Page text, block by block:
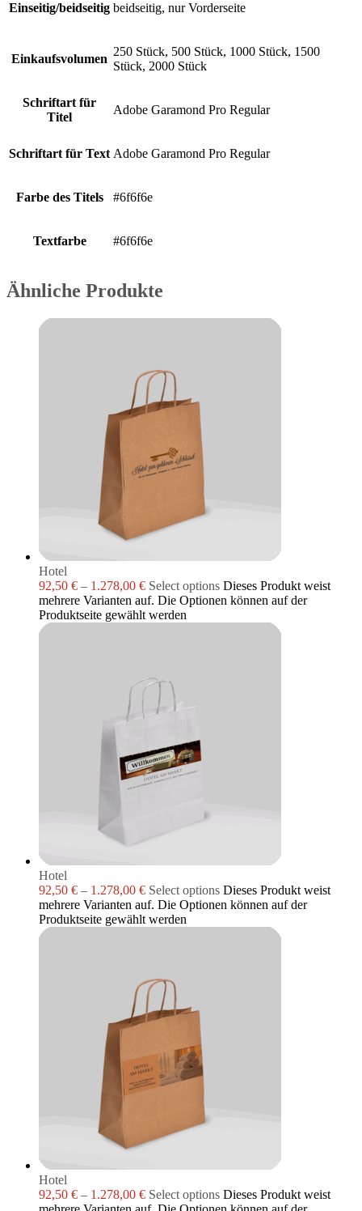
Einseitig/beidseitig beidseitig, nur Vorderseite
Einkaufsvolumen
250 Stück, 500 Stück, 1000 Stück, 1500
Stück, 2000 Stück
Schriftart für
Titel
Adobe Garamond Pro Regular
Schriftart für Text Adobe Garamond Pro Regular
Farbe des Titels #6f6f6e
Textfarbe #6f6f6e
Ähnliche Produkte
Hotel
92,50 € – 1.278,00 € Select options Dieses Produkt weist
mehrere Varianten auf. Die Optionen können auf der
Produktseite gewählt werden
Hotel
92,50 € – 1.278,00 € Select options Dieses Produkt weist
mehrere Varianten auf. Die Optionen können auf der
Produktseite gewählt werden
Hotel
92,50 € – 1.278,00 € Select options Dieses Produkt weist